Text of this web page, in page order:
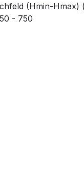
(Hmin-Hmax)
- 750